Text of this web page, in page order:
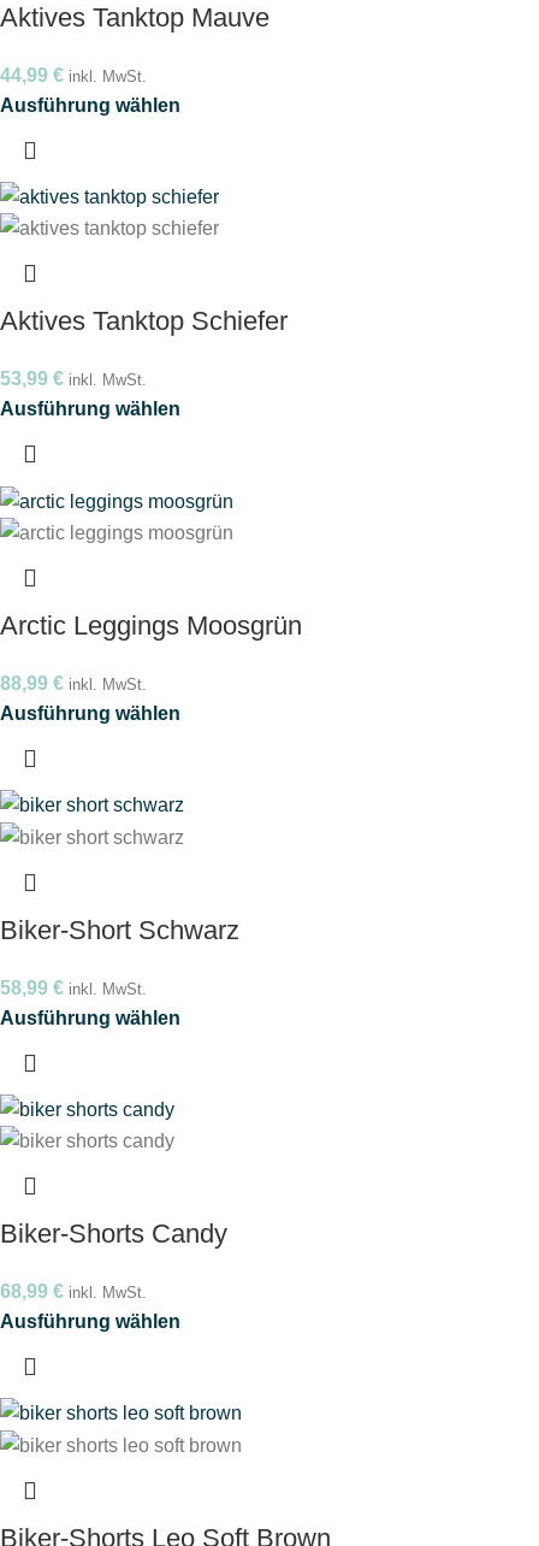
Aktives Tanktop Mauve
44,99 € inkl. MwSt.
Ausführung wählen
Aktives Tanktop Schiefer
53,99 € inkl. MwSt.
Ausführung wählen
Arctic Leggings Moosgrün
88,99 € inkl. MwSt.
Ausführung wählen
Biker-Short Schwarz
58,99 € inkl. MwSt.
Ausführung wählen
Biker-Shorts Candy
68,99 € inkl. MwSt.
Ausführung wählen
Biker-Shorts Leo Soft Brown